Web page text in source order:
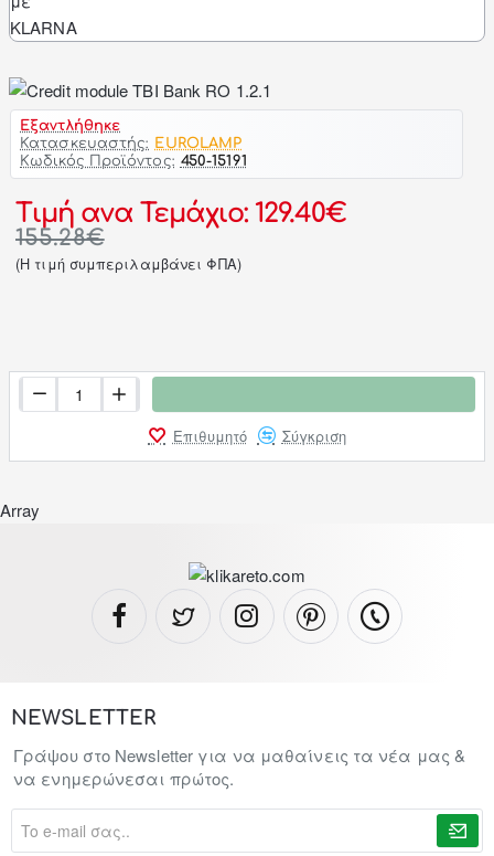
Εξαντλήθηκε
Κατασκευαστής: EUROLAMP
Κωδικός Προϊόντος: 450-15191
Τιμή ανα Τεμάχιο: 129.40€
155.28€
(H τιμή συμπεριλαμβάνει ΦΠΑ)
Επιθυμητό Σύγκριση
Array
NEWSLETTER
Γράψου στο Newsletter για να μαθαίνεις τα νέα μας &
να ενημερώνεσαι πρώτος.